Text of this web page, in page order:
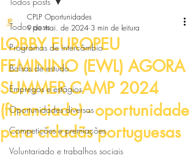
Todos posts
Programas de intercâmbio
Bolsas de estudo
Empregos e estágios
Oportunidades diversas
Competições e premiações
Voluntariado e trabalhos sociais
LOBBY EUROPEU
FEMININO (EWL) AGORA
SUMMER CAMP 2024
(financiado) - oportunidade
para cidadãs portuguesas
CPLP Oportunidades
9 de mai. de 2024 3 min de leitura